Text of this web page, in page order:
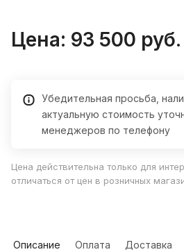
Цена: 93 500 руб.
Убедительная просьба,
актуальную стоимость
менеджеров по телефону
Цена действительна только для
отличаться от цен в розничных
Описание Оплата Доставка